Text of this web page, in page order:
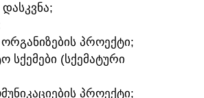
ᲞᲠᲝᲔᲥᲢᲘ;
ᲡᲥᲔᲛᲔᲑᲘ (ᲡᲥᲔᲛᲐᲢᲣᲠᲘ
ᲞᲠᲝᲔᲥᲢᲘ;